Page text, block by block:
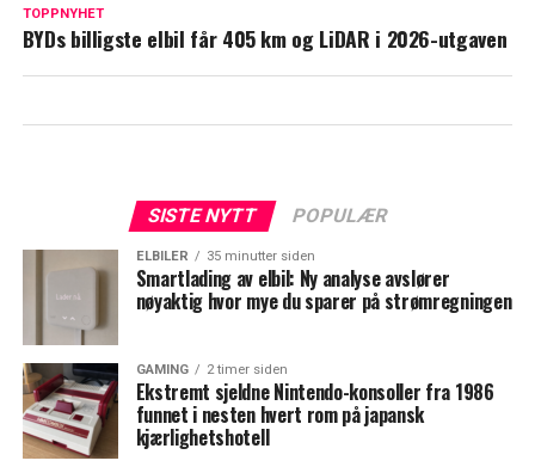
TOPPNYHET
BYDs billigste elbil får 405 km og LiDAR i 2026-utgaven
SISTE NYTT POPULÆR
ELBILER 35 minutter siden
Smartlading av elbil: Ny analyse avslører
nøyaktig hvor mye du sparer på strømregningen
GAMING 2 timer siden
Ekstremt sjeldne Nintendo-konsoller fra 1986
funnet i nesten hvert rom på japansk
kjærlighetshotell